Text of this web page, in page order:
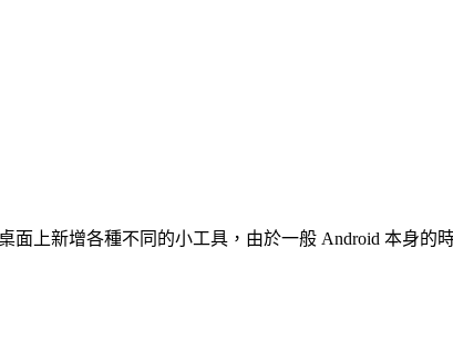
面上新增各種不同的小工具，由於一般 Android 本身